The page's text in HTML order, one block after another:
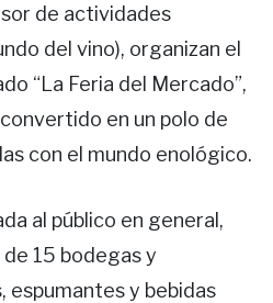
de actividades
del vino), organizan el
“La Feria del Mercado”,
en un polo de
con el mundo enológico.
al público en general,
15 bodegas y
espumantes y bebidas